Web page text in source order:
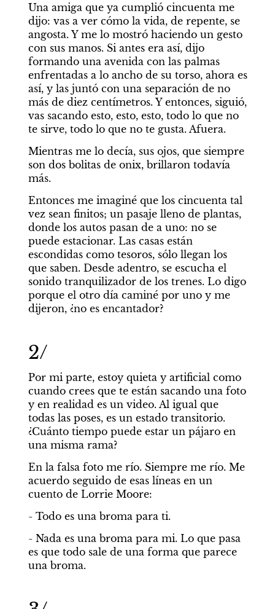
Una amiga que ya cumplió cincuenta me
dijo: vas a ver cómo la vida, de repente, se
angosta. Y me lo mostró haciendo un gesto
con sus manos. Si antes era así, dijo
formando una avenida con las palmas
enfrentadas a lo ancho de su torso, ahora es
así, y las juntó con una separación de no
más de diez centímetros. Y entonces, siguió,
vas sacando esto, esto, esto, todo lo que no
te sirve, todo lo que no te gusta. Afuera.
Mientras me lo decía, sus ojos, que siempre
son dos bolitas de onix, brillaron todavía
más.
Entonces me imaginé que los cincuenta tal
vez sean finitos; un pasaje lleno de plantas,
donde los autos pasan de a uno: no se
puede estacionar. Las casas están
escondidas como tesoros, sólo llegan los
que saben. Desde adentro, se escucha el
sonido tranquilizador de los trenes. Lo digo
porque el otro día caminé por uno y me
dijeron, ¿no es encantador?
2/
Por mi parte, estoy quieta y artificial como
cuando crees que te están sacando una foto
y en realidad es un video. Al igual que
todas las poses, es un estado transitorio.
¿Cuánto tiempo puede estar un pájaro en
una misma rama?
En la falsa foto me río. Siempre me río. Me
acuerdo seguido de esas líneas en un
cuento de Lorrie Moore:
- Todo es una broma para ti.
- Nada es una broma para mi. Lo que pasa
es que todo sale de una forma que parece
una broma.